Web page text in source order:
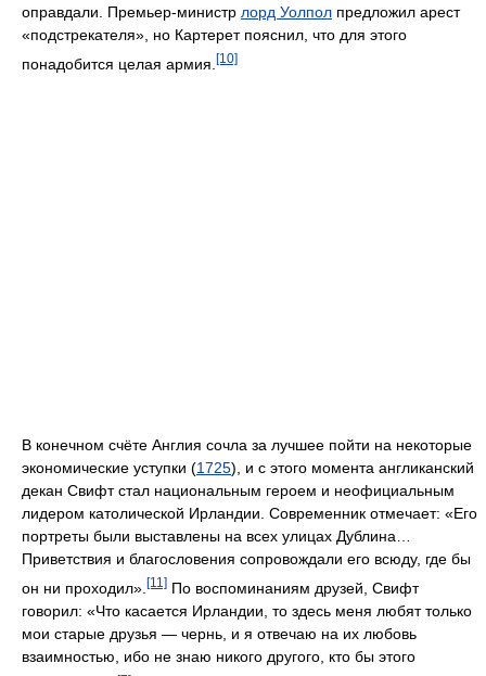
оправдали. Премьер-министр лорд Уолпол предложил арест
«подстрекателя», но Картерет пояснил, что для этого
понадобится целая армия. [10]
В конечном счёте Англия сочла за лучшее пойти на некоторые
экономические уступки (1725), и с этого момента англиканский
декан Свифт стал национальным героем и неофициальным
лидером католической Ирландии. Современник отмечает: «Его
портреты были выставлены на всех улицах Дублина…
Приветствия и благословения сопровождали его всюду, где бы
он ни проходил». [11] По воспоминаниям друзей, Свифт
говорил: «Что касается Ирландии, то здесь меня любят только
мои старые друзья — чернь, и я отвечаю на их любовь
взаимностью, ибо не знаю никого другого, кто бы этого